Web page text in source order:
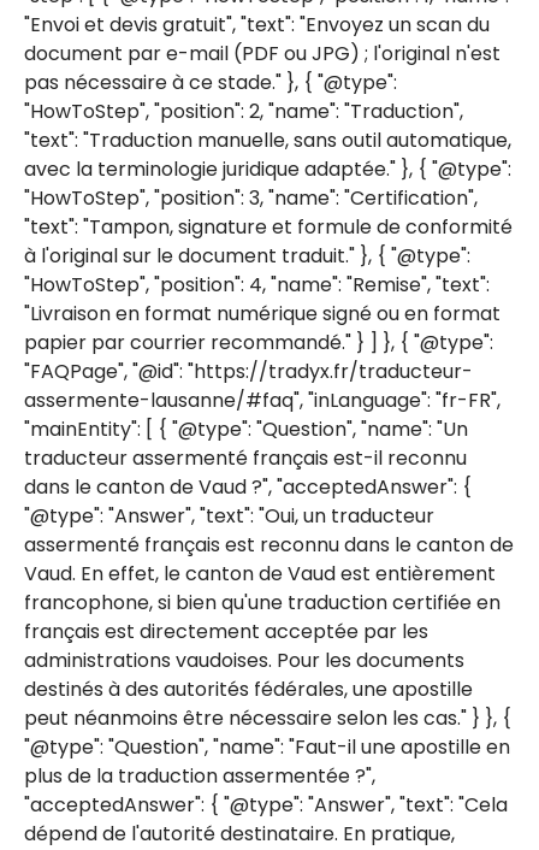
"Envoi et devis gratuit", "text": "Envoyez un scan du
document par e-mail (PDF ou JPG) ; l'original n'est
pas nécessaire à ce stade." }, { "@type":
"HowToStep", "position": 2, "name": "Traduction",
"text": "Traduction manuelle, sans outil automatique,
avec la terminologie juridique adaptée." }, { "@type":
"HowToStep", "position": 3, "name": "Certification",
"text": "Tampon, signature et formule de conformité
à l'original sur le document traduit." }, { "@type":
"HowToStep", "position": 4, "name": "Remise", "text":
"Livraison en format numérique signé ou en format
papier par courrier recommandé." } ] }, { "@type":
"FAQPage", "@id": "https://tradyx.fr/traducteur-
assermente-lausanne/#faq", "inLanguage": "fr-FR",
"mainEntity": [ { "@type": "Question", "name": "Un
traducteur assermenté français est-il reconnu
dans le canton de Vaud ?", "acceptedAnswer": {
"@type": "Answer", "text": "Oui, un traducteur
assermenté français est reconnu dans le canton de
Vaud. En effet, le canton de Vaud est entièrement
francophone, si bien qu'une traduction certifiée en
français est directement acceptée par les
administrations vaudoises. Pour les documents
destinés à des autorités fédérales, une apostille
peut néanmoins être nécessaire selon les cas." } }, {
"@type": "Question", "name": "Faut-il une apostille en
plus de la traduction assermentée ?",
"acceptedAnswer": { "@type": "Answer", "text": "Cela
dépend de l'autorité destinataire. En pratique,